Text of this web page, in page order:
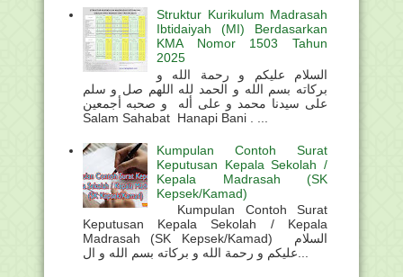
Struktur Kurikulum Madrasah
Ibtidaiyah (MI) Berdasarkan
KMA Nomor 1503 Tahun
2025
السلام عليكم و رحمة الله و
بركاته بسم الله و الحمد لله اللهم صل و سلم
على سيدنا محمد و على أله و صحبه أجمعين
Salam Sahabat Hanapi Bani . ...
Kumpulan Contoh Surat
Keputusan Kepala Sekolah /
Kepala Madrasah (SK
Kepsek/Kamad)
Kumpulan Contoh Surat
Keputusan Kepala Sekolah / Kepala
Madrasah (SK Kepsek/Kamad) السلام
عليكم و رحمة الله و بركاته بسم الله و ال...